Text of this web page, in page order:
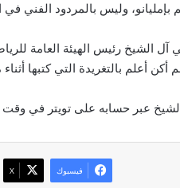
وليس بالمردود الفني في
الشيخ رئيس الهيئة العامة
أكن أعلم بالتغريدة التي كتبها
عبر حسابه على تويتر في وقت
فيسبوك ‫X